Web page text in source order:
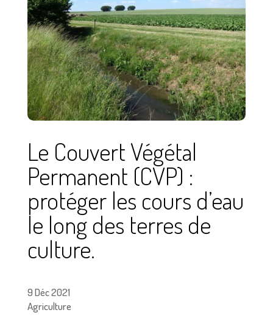
Le Couvert Végétal
Permanent (CVP) :
protéger les cours d’eau
le long des terres de
culture.
9 Déc 2021
Agriculture